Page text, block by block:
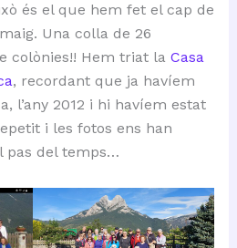
és el que hem fet el cap de
Una colla de 26
colònies!! Hem triat la Casa
, recordant que ja havíem
l’any 2012 i hi havíem estat
i les fotos ens han
pas del temps…